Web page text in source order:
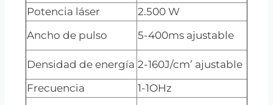
Potencia láser
2.500 W
Ancho de pulso
5-400ms ajustable
Densidad de energía 2-160J/cm’ ajustable
Frecuencia
1-1OHz